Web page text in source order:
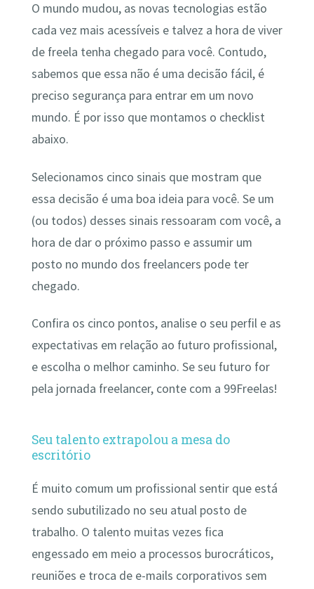
O mundo mudou, as novas tecnologias estão
cada vez mais acessíveis e talvez a hora de viver
de freela tenha chegado para você. Contudo,
sabemos que essa não é uma decisão fácil, é
preciso segurança para entrar em um novo
mundo. É por isso que montamos o checklist
abaixo.
Selecionamos cinco sinais que mostram que
essa decisão é uma boa ideia para você. Se um
(ou todos) desses sinais ressoaram com você, a
hora de dar o próximo passo e assumir um
posto no mundo dos freelancers pode ter
chegado.
Confira os cinco pontos, analise o seu perfil e as
expectativas em relação ao futuro profissional,
e escolha o melhor caminho. Se seu futuro for
pela jornada freelancer, conte com a 99Freelas!
Seu talento extrapolou a mesa do
escritório
É muito comum um profissional sentir que está
sendo subutilizado no seu atual posto de
trabalho. O talento muitas vezes fica
engessado em meio a processos burocráticos,
reuniões e troca de e-mails corporativos sem